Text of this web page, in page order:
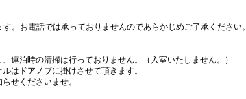
。お電話では承っておりませんのであらかじめご了承ください。
連泊時の清掃は行っておりません。（入室いたしません。）
はドアノブに掛けさせて頂きます。
せくださいませ。